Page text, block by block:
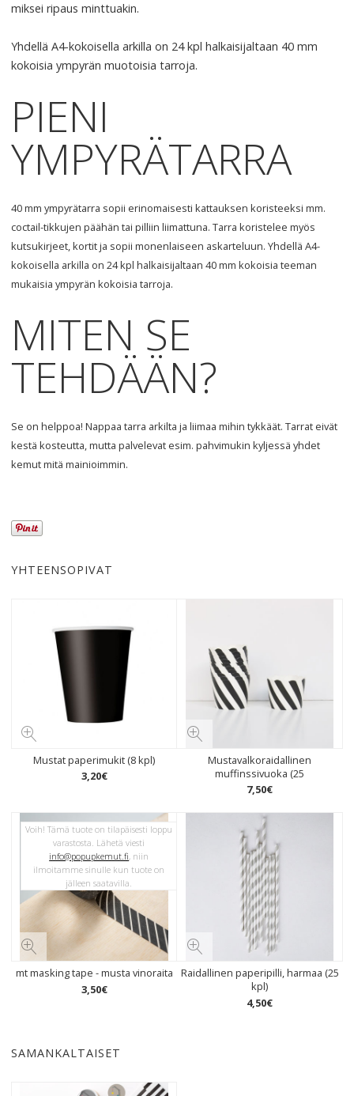
miksei ripaus minttuakin.
Yhdellä A4-kokoisella arkilla on 24 kpl halkaisijaltaan 40 mm
kokoisia ympyrän muotoisia tarroja.
PIENI
YMPYRÄTARRA
40 mm ympyrätarra sopii erinomaisesti kattauksen koristeeksi mm.
coctail-tikkujen päähän tai pilliin liimattuna. Tarra koristelee myös
kutsukirjeet, kortit ja sopii monenlaiseen askarteluun. Yhdellä A4-
kokoisella arkilla on 24 kpl halkaisijaltaan 40 mm kokoisia teeman
mukaisia ympyrän kokoisia tarroja.
MITEN SE
TEHDÄÄN?
Se on helppoa! Nappaa tarra arkilta ja liimaa mihin tykkäät. Tarrat eivät
kestä kosteutta, mutta palvelevat esim. pahvimukin kyljessä yhdet
kemut mitä mainioimmin.
YHTEENSOPIVAT
Mustat paperimukit (8 kpl)
3,20€
Mustavalkoraidallinen
muffinssivuoka (25
7,50€
mt masking tape - musta vinoraita
3,50€
Voih! Tämä tuote on tilapäisesti loppu
varastosta. Lähetä viesti
info@popupkemut.fi, niin
ilmoitamme sinulle kun tuote on
jälleen saatavilla.
Raidallinen paperipilli, harmaa (25
kpl)
4,50€
SAMANKALTAISET